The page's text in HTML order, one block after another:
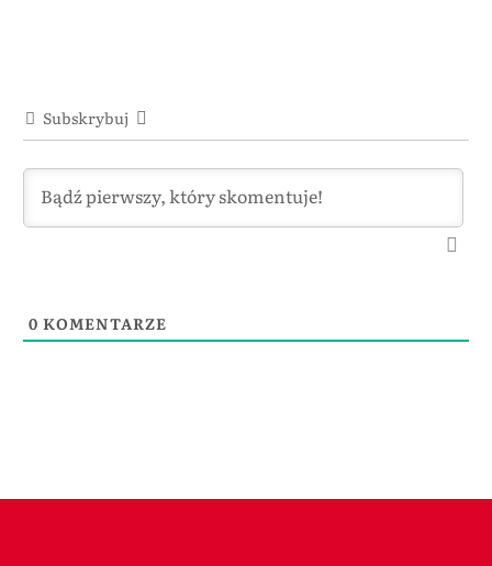
Subskrybuj
0 KOMENTARZE